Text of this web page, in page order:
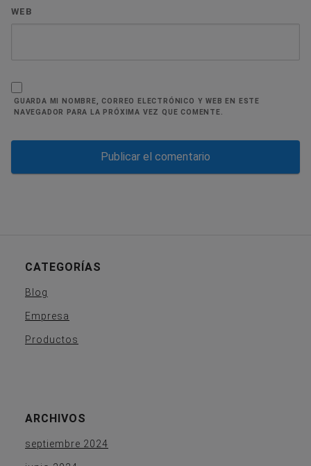
WEB
GUARDA MI NOMBRE, CORREO ELECTRÓNICO Y WEB EN ESTE
NAVEGADOR PARA LA PRÓXIMA VEZ QUE COMENTE.
CATEGORÍAS
Blog
Empresa
Productos
ARCHIVOS
septiembre 2024